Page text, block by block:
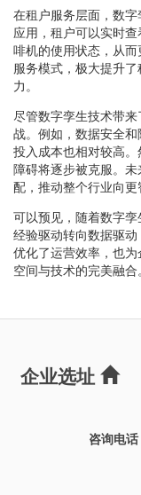
在租户服务层面，数
应用，租户可以实时
啡机的使用状态，从
服务模式，极大提升
力。
尽管数字孪生技术带
战。例如，数据安全
投入成本也相对较高
障碍将逐步被克服。
配，推动整个行业向更
可以预见，随着数字
经验驱动转向数据驱
优化了运营效率，也为
空间与技术的完美融合
企业选址
咨询电